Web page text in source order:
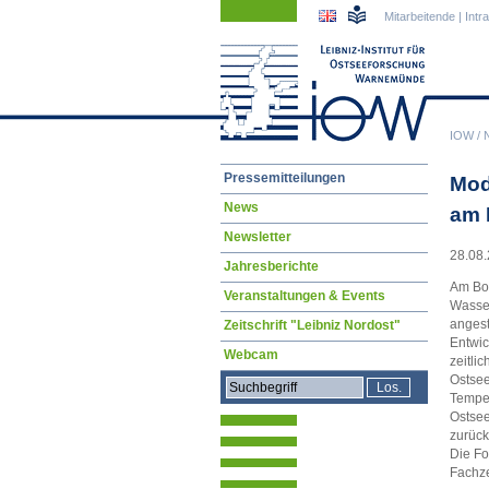
IOW/
Mitarbeitende |
am
Am
Die
Navigation
Pressemitteilungen
News
Newsletter
Jahresberichte
Veranstaltungen & Events
Zeitschrift "Leibniz Nordost"
Webcam